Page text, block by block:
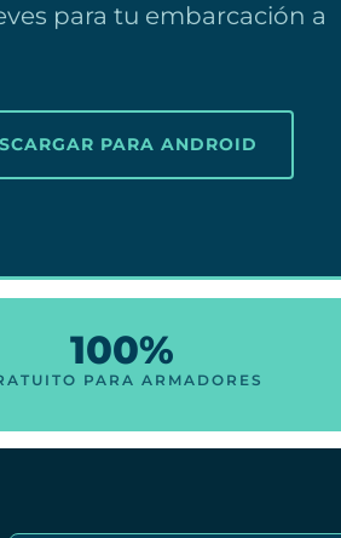
para tu embarcación a
PARA ANDROID
100%
PARA ARMADORES